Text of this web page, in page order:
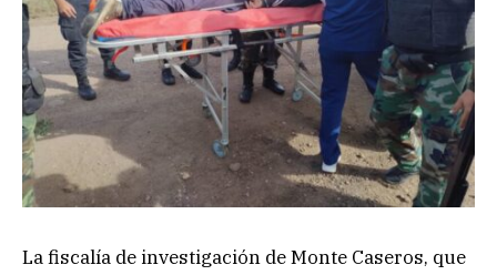
La fiscalía de investigación de Monte Caseros, que